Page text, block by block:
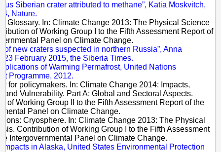
Siberian crater attributed to methane”, Katia Moskvitch,
Nature.
Glossary. In: Climate Change 2013: The Physical Science
of Working Group I to the Fifth Assessment Report of
Panel on Climate Change.
of new craters suspected in northern Russia”, Anna
23 February 2015, the Siberia Times.
of Warming Permafrost, United Nations
Programme, 2012.
for policymakers. In: Climate Change 2014: Impacts,
and Vulnerability. Part A: Global and Sectoral Aspects.
of Working Group II to the Fifth Assessment Report of the
Panel on Climate Change.
Cryosphere. In: Climate Change 2013: The Physical
Contribution of Working Group I to the Fifth Assessment
Intergovernmental Panel on Climate Change.
in Alaska, United States Environmental Protection